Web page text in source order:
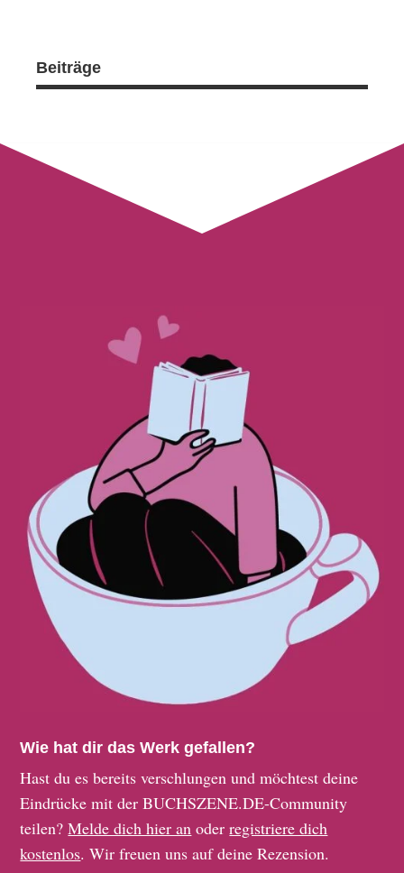
Beiträge
Wie hat dir das Werk gefallen?
Hast du es bereits verschlungen und möchtest deine
Eindrücke mit der BUCHSZENE.DE-Community
teilen?Melde dich hier an oderregistriere dich
kostenlos. Wir freuen uns auf deine Rezension.